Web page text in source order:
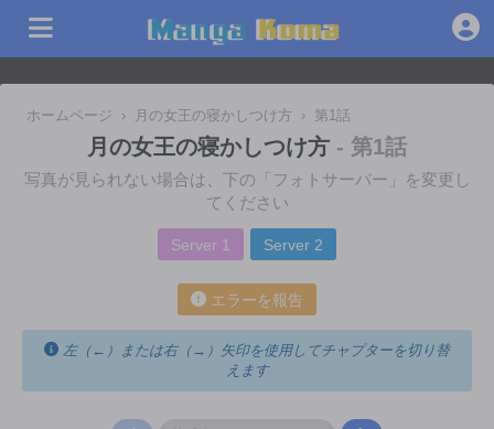
ホームページ › 月の女王の寝かしつけ方 › 第1話
月の女王の寝かしつけ方 - 第1話
写真が見られない場合は、下の「フォトサーバー」を変更し
てください
Server 1 Server 2
エラーを報告
左（←）または右（→）矢印を使用してチャプターを切り替
えます